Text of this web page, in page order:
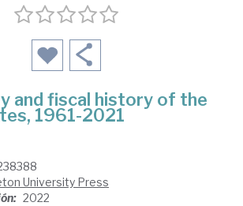
and fiscal history of the
1961-2021
University Press
2022